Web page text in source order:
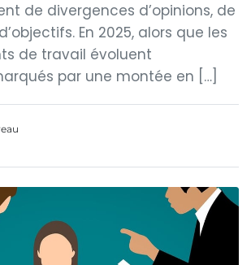
de divergences d’opinions, de
En 2025, alors que les
de travail évoluent
par une montée en […]